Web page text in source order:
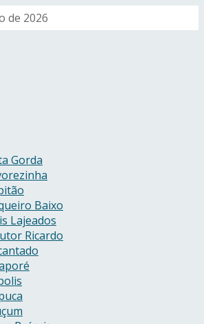
de 2026
Gorda
Baixo
Lajeados
Ricardo